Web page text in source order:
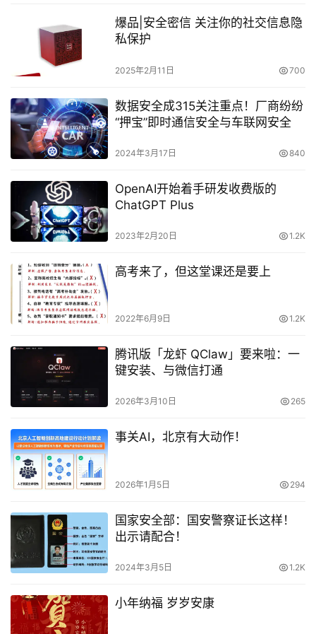
爆品|安全密信 关注你的社交信息隐
私保护
2025年2月11日 700
数据安全成315关注重点！厂商纷纷
“押宝”即时通信安全与车联网安全
2024年3月17日 840
OpenAI开始着手研发收费版的
ChatGPT Plus
2023年2月20日 1.2K
高考来了，但这堂课还是要上
2022年6月9日 1.2K
腾讯版「龙虾 QClaw」要来啦：一
键安装、与微信打通
2026年3月10日 265
事关AI，北京有大动作！
2026年1月5日 294
国家安全部：国安警察证长这样！
出示请配合！
2024年3月5日 1.2K
小年纳福 岁岁安康